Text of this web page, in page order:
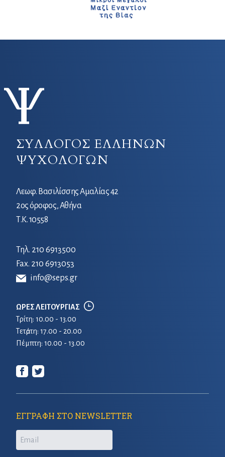
ΣΥΛΛΟΓΟΣ ΕΛΛΗΝΩΝ
ΨΥΧΟΛΟΓΩΝ
Λεωφ. Βασιλίσσης Αμαλίας 42
2ος όροφος, Αθήνα
Τ.Κ. 10558
Τηλ. 210 6913500
Fax. 210 6913053
info@seps.gr
ΩΡΕΣ ΛΕΙΤΟΥΡΓΙΑΣ
Τρίτη: 10.00 - 13.00
Τετἀρτη: 17.00 - 20.00
Πέμπτη: 10.00 - 13.00
ΕΓΓΡΑΦΗ ΣΤΟ NEWSLETTER
Email